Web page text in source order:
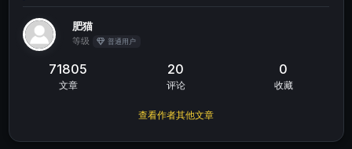
肥猫
等级 普通用户
71805
文章
20
评论
0
收藏
查看作者其他文章